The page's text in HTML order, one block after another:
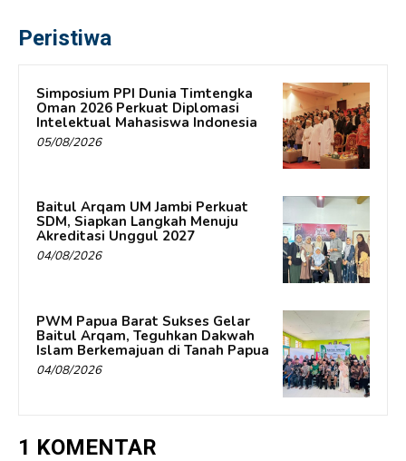
Peristiwa
Simposium PPI Dunia Timtengka
Oman 2026 Perkuat Diplomasi
Intelektual Mahasiswa Indonesia
05/08/2026
Baitul Arqam UM Jambi Perkuat
SDM, Siapkan Langkah Menuju
Akreditasi Unggul 2027
04/08/2026
PWM Papua Barat Sukses Gelar
Baitul Arqam, Teguhkan Dakwah
Islam Berkemajuan di Tanah Papua
04/08/2026
1 KOMENTAR